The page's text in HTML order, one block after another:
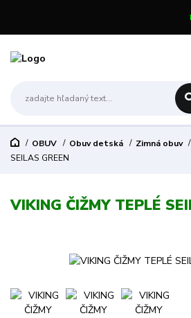
OBUV Obuv detská Zimná obuv
SEILAS GREEN
VIKING ČIŽMY TEPLÉ